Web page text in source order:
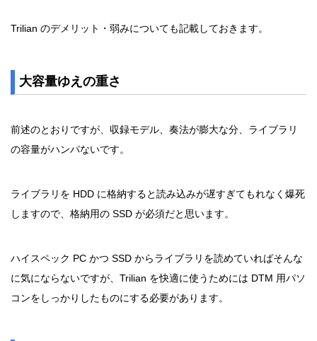
Trilian のデメリット・弱みについても記載しておきます。
大容量ゆえの重さ
前述のとおりですが、収録モデル、奏法が膨大な分、ライブラリ
の容量がハンパないです。
ライブラリを HDD に格納すると読み込みが遅すぎてもれなく爆死
しますので、格納用の SSD が必須だと思います。
ハイスペック PC かつ SSD からライブラリを読めていればそんな
に気にならないですが、Trilian を快適に使うためには DTM 用パソ
コンをしっかりしたものにする必要があります。